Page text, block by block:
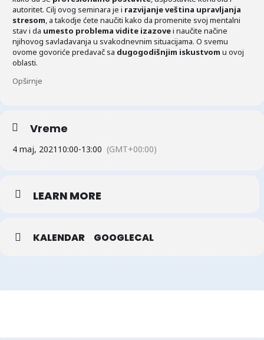
autoritet. Cilj ovog seminara je i razvijanje veština upravljanja
stresom, a takodje ćete naučiti kako da promenite svoj mentalni
stav i da umesto problema vidite izazovei naučite načine
njihovog savladavanja u svakodnevnim situacijama. O svemu
ovome govoriće predavač sa dugogodišnjim iskustvom u ovoj
oblasti.
Opširnje
Vreme
4 maj, 2021 10:00-13:00 (GMT+00:00)
LEARN MORE
KALENDAR GOOGLECAL